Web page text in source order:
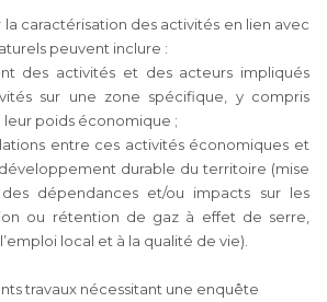
la caractérisation des activités en lien avec
peuvent inclure :
des activités et des acteurs impliqués
sur une zone spécifique, y compris
leur poids économique ;
entre ces activités économiques et
durable du territoire (mise
dépendances et/ou impacts sur les
ou rétention de gaz à effet de serre,
local et à la qualité de vie).
travaux nécessitant une enquête